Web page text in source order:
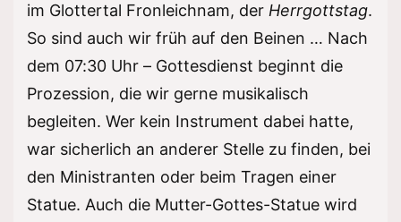
im Glottertal Fronleichnam, der Herrgottstag.
So sind auch wir früh auf den Beinen … Nach
dem 07:30 Uhr – Gottesdienst beginnt die
Prozession, die wir gerne musikalisch
begleiten. Wer kein Instrument dabei hatte,
war sicherlich an anderer Stelle zu finden, bei
den Ministranten oder beim Tragen einer
Statue. Auch die Mutter-Gottes-Statue wird